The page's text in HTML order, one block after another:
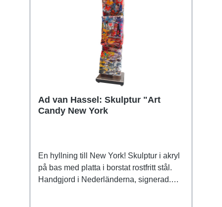
Ad van Hassel: Skulptur "Art
Candy New York
En hyllning till New York! Skulptur i akryl
på bas med platta i borstat rostfritt stål.
Handgjord i Nederländerna, signerad.